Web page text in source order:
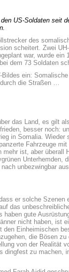
US-Soldaten seit
des
scheitert. Zwei
war, wurde ein
dem 73 Soldaten
ein:
die Straßen …
das Land, es gilt
besser noch:
in Somalia. Wieder
Fahrzeuge
mehr ist, aber überall
Unterhemden,
unbezwingbar
er solche Szenen
das
haben gute
nicht haben, ist
den Einheimischen
die Bösen
von der Realität
dingfest zu machen,